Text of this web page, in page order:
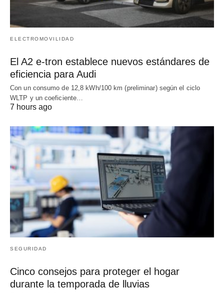
ELECTROMOVILIDAD
El A2 e-tron establece nuevos estándares de
eficiencia para Audi
Con un consumo de 12,8 kWh/100 km (preliminar) según el ciclo
WLTP y un coeficiente…
7 hours ago
SEGURIDAD
Cinco consejos para proteger el hogar
durante la temporada de lluvias